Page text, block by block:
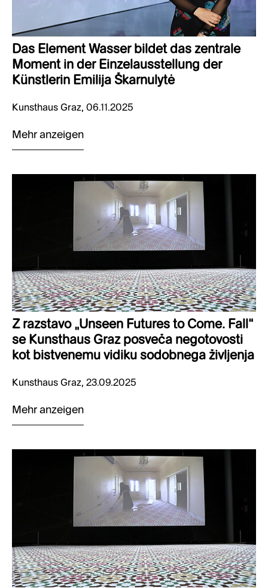
Das Element Wasser bildet das zentrale
Moment in der Einzelausstellung der
Künstlerin Emilija Škarnulytė
Kunsthaus Graz, 06.11.2025
Mehr anzeigen
Z razstavo „Unseen Futures to Come. Fall“
se Kunsthaus Graz posveča negotovosti
kot bistvenemu vidiku sodobnega življenja
Kunsthaus Graz, 23.09.2025
Mehr anzeigen